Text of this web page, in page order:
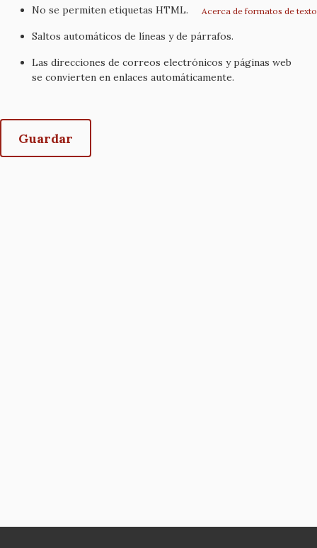
Acerca de formatos de texto
No se permiten etiquetas HTML.
Saltos automáticos de líneas y de párrafos.
Las direcciones de correos electrónicos y páginas web
se convierten en enlaces automáticamente.